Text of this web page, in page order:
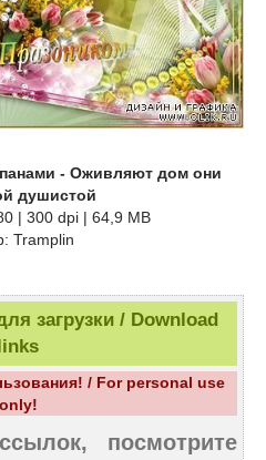
- Оживляют дом они
душистой
| 300 dpi | 64,9 MB
Tramplin
загрузки / Download
links
/ For personal use
only!
посмотрите